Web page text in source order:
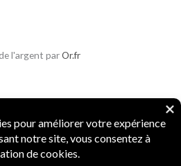
l'argent parOr.fr
Parlons Monnaies
|CGU|Confidentialité|Sécurité